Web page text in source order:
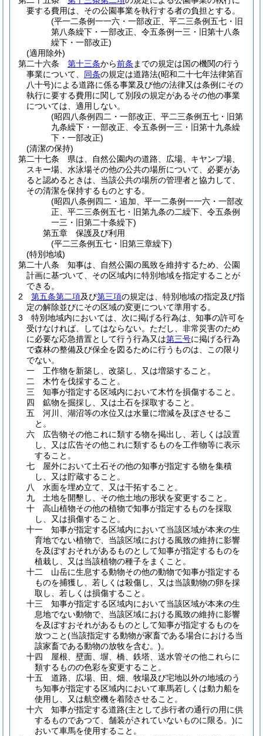
要する費用は、その公園事業を執行する者の負担とする。
(平一二条例一一六・一部改正、平二三条例五七・旧
第八条繰下・一部改正、令五条例一三・旧第十八条
繰下・一部改正)
(適用除外)
第二十六条
第十三条から前条 までの規定は国の機関の行う
事業について、 同条の規定は道路法(昭和二十七年法律第百
八十号)による道路に係る事業及び他の法律又は条例にその
執行に要する費用に関して別段の規定があるその他の事業
については、適用しない。
(昭四八条例四二・一部改正、平二三条例五七・旧第
九条繰下・一部改正、令五条例一三・旧第十九条繰
下・一部改正)
(清潔の保持)
第二十七条
県は、自然公園内の道路、広場、キヤンプ場、
スキー場、水泳場その他の公共の場所について、必要があ
ると認めるときは、当該公共の場所の管理者と協力して、
その清潔を保持するものとする。
(昭四八条例四二・追加、平一二条例一一六・一部改
正、平二三条例五七・旧第九条の二繰下、令五条例
一三・旧第二十条繰下)
第五章
保護及び利用
(平二三条例五七・旧第三章繰下)
(特別地域)
第二十八条
知事は、自然公園の風致を維持するため、公園
計画に基づいて、その区域内に特別地域を指定することが
できる。
2
第五条第二項及び第三項の規定は、特別地域の指定及び指
定の解除並びにその区域の変更について準用する。
3
特別地域内においては、次に掲げる行為は、知事の許可を
受けなければ、してはならない。 ただし、非常災害のため
に必要な応急措置として行う行為又は第三号に掲げる行為
で森林の整備及び保全を図るために行うものは、この限り
でない。
一
工作物を新築し、改築し、又は増築すること。
二
木竹を伐採すること。
三
知事が指定する区域内において木竹を損傷すること。
四
鉱物を掘採し、又は土石を採取すること。
五
河川、湖沼等の水位又は水量に増減を及ぼさせるこ
と。
六
広告物その他これに類する物を掲出し、若しくは設置
し、又は広告その他これに類するものを工作物等に表示
すること。
七
屋外において土石その他の知事が指定する物を集積
し、又は貯蔵すること。
八
水面を埋め立て、又は干拓すること。
九
土地を開墾し、その他土地の形状を変更すること。
十
高山植物その他の植物で知事が指定するものを採取
し、又は損傷すること。
十一
知事が指定する区域内において当該区域が本来の生
育地でない植物で、当該区域における風致の維持に影響
を及ぼすおそれがあるものとして知事が指定するものを
植栽し、又は当該植物の種子をまくこと。
十二
山岳に生息する動物その他の動物で知事が指定する
ものを捕獲し、若しくは殺傷し、又は当該動物の卵を採
取し、若しくは損傷すること。
十三
知事が指定する区域内において当該区域が本来の生
息地でない動物で、当該区域における風致の維持に影響
を及ぼすおそれがあるものとして知事が指定するものを
放つこと(当該指定する動物が家畜である場合における当
該家畜である動物の放牧を含む。)。
十四
屋根、壁面、塀、橋、鉄塔、送水管その他これらに
類するものの色彩を変更すること。
十五
道路、広場、田、畑、牧場及び宅地以外の地域のう
ち知事が指定する区域内において車馬若しくは動力船を
使用し、又は航空機を着陸させること。
十六
知事が指定する道路(主として歩行者の通行の用に供
するものであつて、舗装がされていないものに限る。)に
おいて車馬を使用すること。